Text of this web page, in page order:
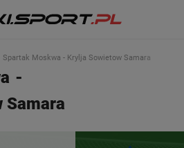
Spartak Moskwa - Krylja Sowietow Samara
-
Samara